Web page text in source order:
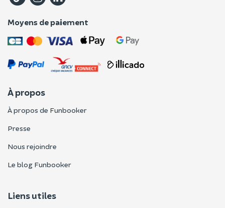
Moyens de paiement
À propos
À propos de Funbooker
Presse
Nous rejoindre
Le blog Funbooker
Liens utiles